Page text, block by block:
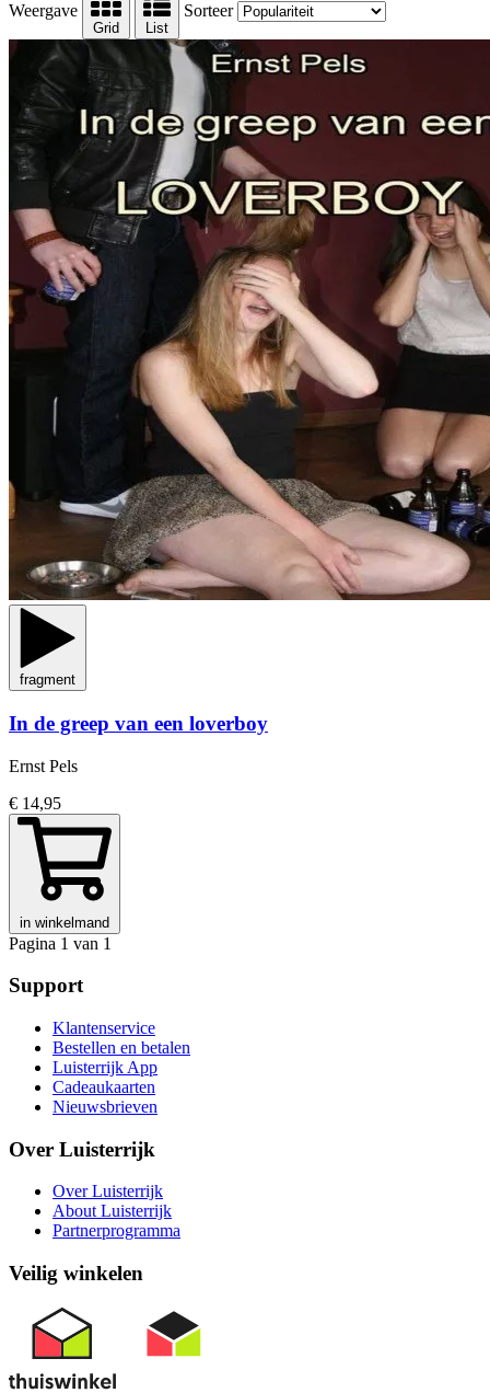
Weergave
Grid List
Sorteer
fragment
In de greep van een loverboy
Ernst Pels
€ 14,95
in winkelmand
Pagina 1 van 1
Support
Klantenservice
Bestellen en betalen
Luisterrijk App
Cadeaukaarten
Nieuwsbrieven
Over Luisterrijk
Over Luisterrijk
About Luisterrijk
Partnerprogramma
Veilig winkelen